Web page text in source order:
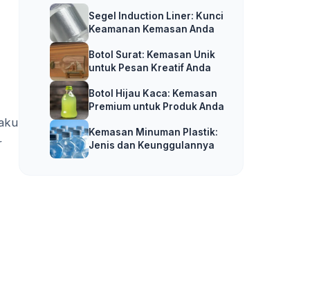
Segel Induction Liner: Kunci
Keamanan Kemasan Anda
Botol Surat: Kemasan Unik
untuk Pesan Kreatif Anda
Botol Hijau Kaca: Kemasan
Premium untuk Produk Anda
Kemasan Minuman Plastik:
Jenis dan Keunggulannya